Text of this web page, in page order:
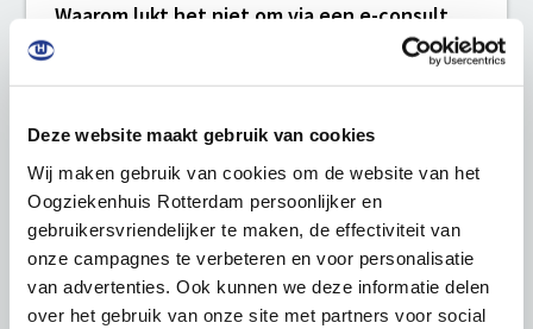
Deze website maakt gebruik van cookies
Wij maken gebruik van cookies om de website van het
Oogziekenhuis Rotterdam persoonlijker en
gebruikersvriendelijker te maken, de effectiviteit van
onze campagnes te verbeteren en voor personalisatie
van advertenties. Ook kunnen we deze informatie delen
over het gebruik van onze site met partners voor social
Waarom lukt het niet om via een e-consult
Kan ik via het patiëntenportaal mijn medisch
dossier downloaden?